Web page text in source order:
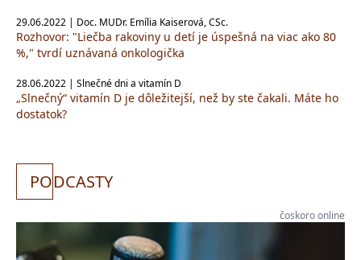
29.06.2022 | Doc. MUDr. Emília Kaiserová, CSc.
Rozhovor: "Liečba rakoviny u detí je úspešná na viac ako 80
%," tvrdí uznávaná onkologička
28.06.2022 | Slnečné dni a vitamín D
„Slnečný“ vitamín D je dôležitejší, než by ste čakali. Máte ho
dostatok?
PODCASTY
čoskoro online